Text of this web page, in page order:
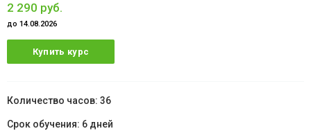
2 290 руб.
до 14.08.2026
Купить курс
36
6 дней